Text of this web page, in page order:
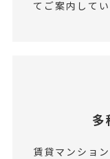
てご案内してい
多
賃貸マンショ